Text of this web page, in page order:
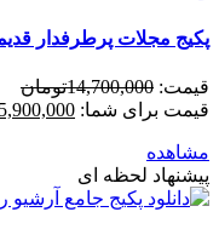
پکیج مجلات پرطرفدار
قیمت: 14,700,000تومان
قیمت برای شما: 5,900,000
مشاهده
پیشنهاد لحظه ای